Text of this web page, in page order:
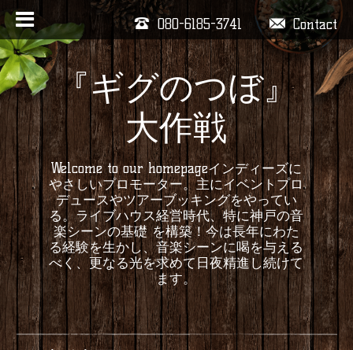
Contact
080-6185-3741
『ギグのつぼ』
大作戦
Welcome to our homepageインディーズに
やさしいプロモーター。主にイベントプロ
デュースやツアーブッキングをやってい
る。ライブハウス経営時代、特に神戸の音
楽シーンの基礎 を構築！今は長年にわた
る経験を生かし、音楽シーンに喝を与える
べく、更なる光を求めて日夜精進し続けて
ます。